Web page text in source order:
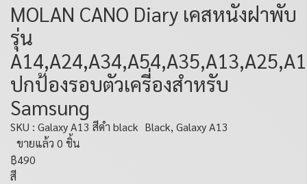
MOLAN CANO Diary เคสหนังฝาพับ
รุ่น
ปกป้องรอบตัวเครี่องสำหรับ
Samsung
SKU : Galaxy A13 สีดำ black Black, Galaxy A13
ขายแล้ว 0 ชิ้น
฿490
สี